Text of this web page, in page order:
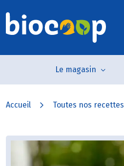
Le magasin
Accueil Toutes nos recettes